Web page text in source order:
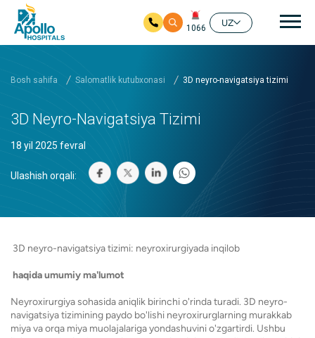
1066
UZ
Bosh sahifa Salomatlik kutubxonasi 3D neyro-navigatsiya tizimi
3D Neyro-Navigatsiya Tizimi
18 yil 2025 fevral
Ulashish orqali:
3D neyro-navigatsiya tizimi: neyroxirurgiyada inqilob
haqida umumiy ma'lumot
Neyroxirurgiya sohasida aniqlik birinchi o'rinda turadi. 3D neyro-
navigatsiya tizimining paydo bo'lishi neyroxirurglarning murakkab
miya va orqa miya muolajalariga yondashuvini o'zgartirdi. Ushbu